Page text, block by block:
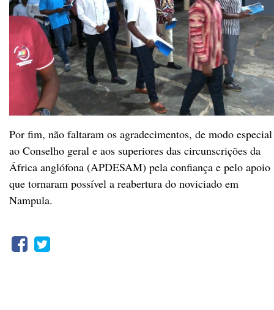
Por fim, não faltaram os agradecimentos, de modo especial
ao Conselho geral e aos superiores das circunscrições da
África anglófona (APDESAM) pela confiança e pelo apoio
que tornaram possível a reabertura do noviciado em
Nampula.